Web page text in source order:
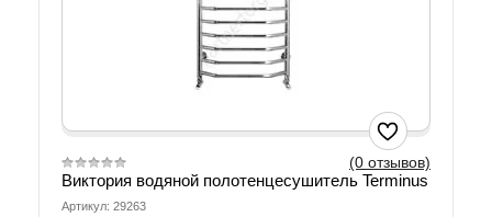
(0 отзывов)
Виктория водяной полотенцесушитель Terminus
Артикул: 29263